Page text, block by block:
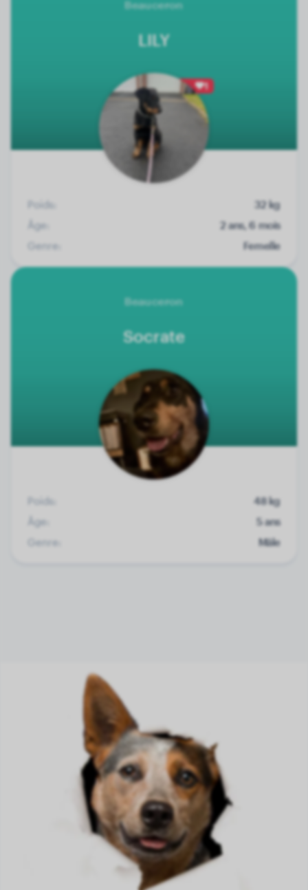
Beauceron
LILY
1
Poids:
32 kg
Âge:
2 ans, 6 mois
Genre:
Femelle
Beauceron
Socrate
Poids:
48 kg
Âge:
5 ans
Genre:
Mâle